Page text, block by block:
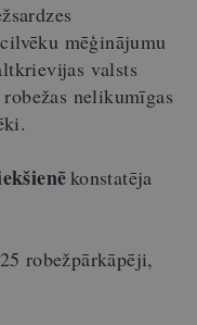
mēģinājumu
valsts
nelikumīgas
konstatēja
robežpārkāpēji,